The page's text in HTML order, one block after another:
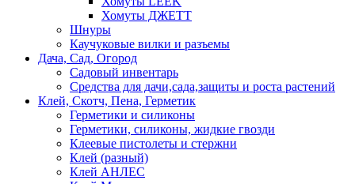
Хомуты ДЖЕТТ
Шнуры
Каучуковые вилки и разъемы
Дача, Сад, Огород
Садовый инвентарь
Средства для дачи,сада,защиты и роста растений
Клей, Скотч, Пена, Герметик
Герметики и силиконы
Герметики, силиконы, жидкие гвозди
Клеевые пистолеты и стержни
Клей (разный)
Клей АНЛЕС